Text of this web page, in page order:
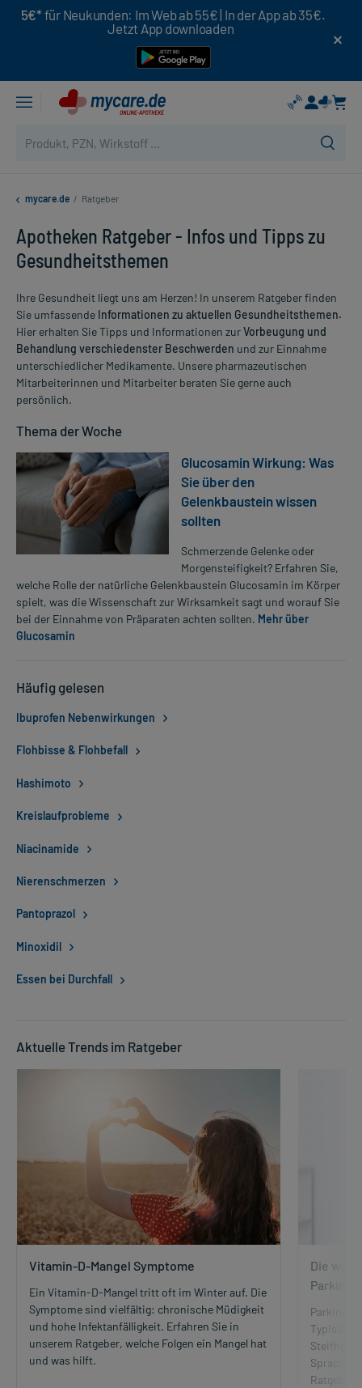
5€* für Neukunden: Im Web ab 55€ | In der App ab 35€.
Jetzt App downloaden
mycare.de / Ratgeber
Apotheken Ratgeber - Infos und Tipps zu
Gesundheitsthemen
Ihre Gesundheit liegt uns am Herzen! In unserem Ratgeber finden
Sie umfassende Informationen zu aktuellen Gesundheitsthemen.
Hier erhalten Sie Tipps und Informationen zurVorbeugung und
Behandlung verschiedenster Beschwerden und zur Einnahme
unterschiedlicher Medikamente. Unsere pharmazeutischen
Mitarbeiterinnen und Mitarbeiter beraten Sie gerne auch
persönlich.
Thema der Woche
Glucosamin Wirkung: Was
Sie über den
Gelenkbaustein wissen
sollten
Schmerzende Gelenke oder
Morgensteifigkeit? Erfahren Sie,
welche Rolle der natürliche Gelenkbaustein Glucosamin im Körper
spielt, was die Wissenschaft zur Wirksamkeit sagt und worauf Sie
bei der Einnahme von Präparaten achten sollten. Mehr über
Glucosamin
Häufig gelesen
Ibuprofen Nebenwirkungen
Flohbisse & Flohbefall
Hashimoto
Kreislaufprobleme
Niacinamide
Nierenschmerzen
Pantoprazol
Minoxidil
Essen bei Durchfall
Aktuelle Trends im Ratgeber
Vitamin-D-Mangel Symptome
Ein Vitamin-D-Mangel tritt oft im Winter auf. Die
Symptome sind vielfältig: chronische Müdigkeit
und hohe Infektanfälligkeit. Erfahren Sie in
unserem Ratgeber, welche Folgen ein Mangel hat
und was hilft.
Die
Typische
Steifheit
Ratgeber